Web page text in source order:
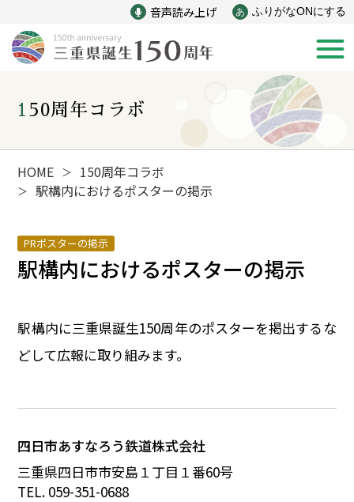
音声読み上げ あ ふりがなONにする
新着情報
みえ150年の歩み
産業 自然と文化
インフラ 偉人
150周年コラボ
HOME ＞ 150周年コラボ
＞ 駅構内におけるポスターの掲示
PRポスターの掲示
駅構内におけるポスターの掲示
駅構内に三重県誕生150周年のポスターを掲出するな
どして広報に取り組みます。
四日市あすなろう鉄道株式会社
三重県四日市市安島１ 丁目 １ 番60号
TEL. 059-351-0688